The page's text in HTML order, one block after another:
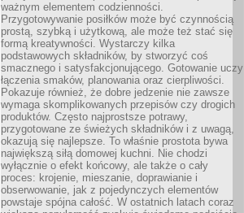
ważnym elementem codzienności.
Przygotowywanie posiłków może być czynnością
prostą, szybką i użytkową, ale może też stać się
formą kreatywności. Wystarczy kilka
podstawowych składników, by stworzyć coś
smacznego i satysfakcjonującego. Gotowanie uczy
łączenia smaków, planowania oraz cierpliwości.
Pokazuje również, że dobre jedzenie nie zawsze
wymaga skomplikowanych przepisów czy drogich
produktów. Często najprostsze potrawy,
przygotowane ze świeżych składników i z uwagą,
okazują się najlepsze. To właśnie prostota bywa
największą siłą domowej kuchni. Nie chodzi
wyłącznie o efekt końcowy, ale także o cały
proces: krojenie, mieszanie, doprawianie i
obserwowanie, jak z pojedynczych elementów
powstaje spójna całość. W ostatnich latach coraz